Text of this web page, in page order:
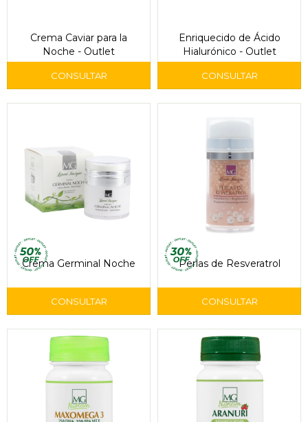
Crema Caviar para la
Noche - Outlet
Enriquecido de Ácido
Hialurónico - Outlet
Crema Germinal Noche Perlas de Resveratrol